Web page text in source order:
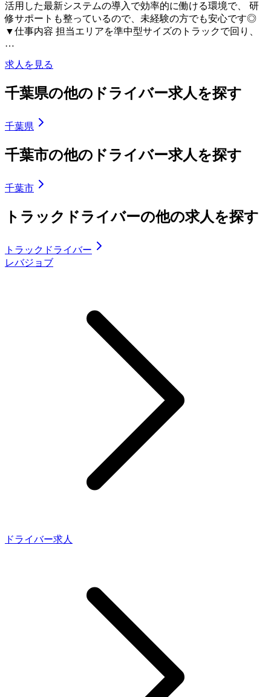
活用した最新システムの導入で効率的に働ける環境で、 研
修サポートも整っているので、未経験の方でも安心です◎
▼仕事内容 担当エリアを準中型サイズのトラックで回り、
…
求人を見る
千葉県の他のドライバー求人を探す
千葉県
千葉市の他のドライバー求人を探す
千葉市
トラックドライバーの他の求人を探す
トラックドライバー
レバジョブ
ドライバー求人